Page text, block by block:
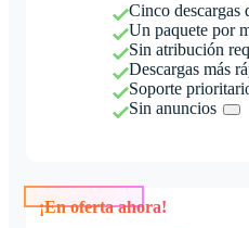
Cinco descargas
Un paquete por
Sin atribución
Descargas más
Soporte
Sin anuncios